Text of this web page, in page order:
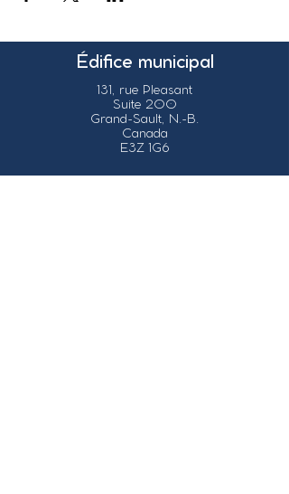
Édifice municipal
131, rue Pleasant
Suite 200
Grand-Sault, N.-B.
Canada
E3Z 1G6